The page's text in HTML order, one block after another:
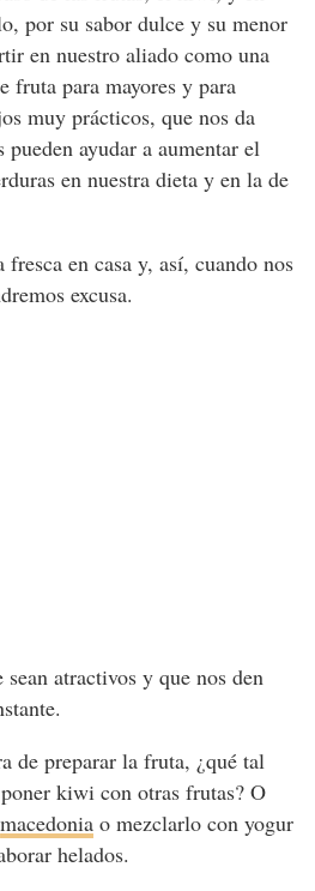
por su sabor dulce y su menor
en nuestro aliado como una
fruta para mayores y para
muy prácticos, que nos da
ayudar a aumentar el
en nuestra dieta y en la de
en casa y, así, cuando nos
excusa.
sean atractivos y que nos den
de preparar la fruta, ¿qué tal
kiwi con otras frutas? O
macedoniao mezclarlo con yogur
helados.